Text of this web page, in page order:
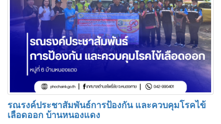
รณรงค์ประชาสัมพันธ์การป้องกัน และควบคุมโรคไข้
เลือดออก บ้านหนองแดง